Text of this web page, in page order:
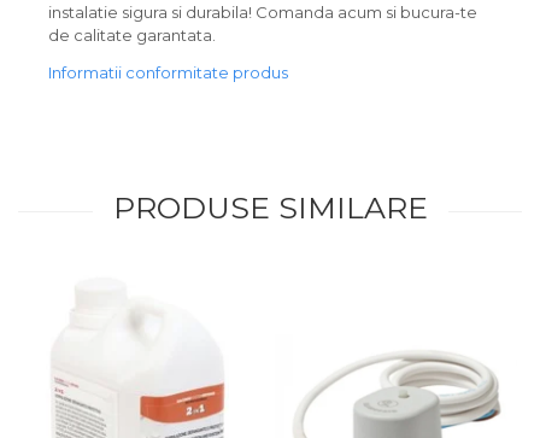
instalatie sigura si durabila! Comanda acum si bucura-te
de calitate garantata.
Informatii conformitate produs
PRODUSE SIMILARE